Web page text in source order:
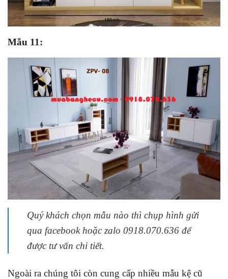
Mẫu 11:
Quý khách chọn mẫu nào thì chụp hình gửi
qua facebook hoặc zalo 0918.070.636 để
được tư vấn chi tiết.
Ngoài ra chúng tôi còn cung cấp nhiều mẫu kệ cũ